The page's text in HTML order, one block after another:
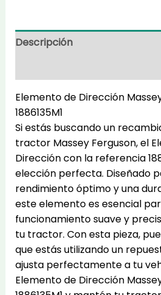
Descripción
Elemento de Dirección
1886135M1
Si estás buscando un
tractor Massey Ferguson, el
Dirección con la referencia
elección perfecta. Diseñado
rendimiento óptimo y una
este elemento es esencial
funcionamiento suave y
tu tractor. Con esta pieza,
que estás utilizando un
ajusta perfectamente a tu
Elemento de Dirección